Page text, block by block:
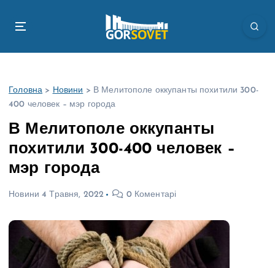
Головна > Новини > В Мелитополе оккупанты похитили 300-
400 человек – мэр города
В Мелитополе оккупанты
похитили 300-400 человек –
мэр города
Новини 4 Травня, 2022 0 Коментарі